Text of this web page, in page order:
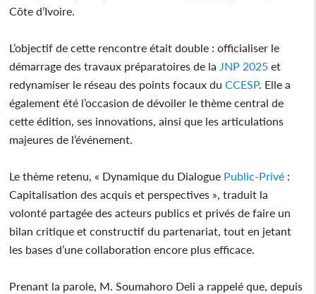
Côte d’Ivoire.
L’objectif de cette rencontre était double : officialiser le
démarrage des travaux préparatoires de la JNP 2025 et
redynamiser le réseau des points focaux du CCESP. Elle a
également été l’occasion de dévoiler le thème central de
cette édition, ses innovations, ainsi que les articulations
majeures de l’événement.
Le thème retenu, « Dynamique du Dialogue Public-Privé :
Capitalisation des acquis et perspectives », traduit la
volonté partagée des acteurs publics et privés de faire un
bilan critique et constructif du partenariat, tout en jetant
les bases d’une collaboration encore plus efficace.
Prenant la parole, M. Soumahoro Deli a rappelé que, depuis